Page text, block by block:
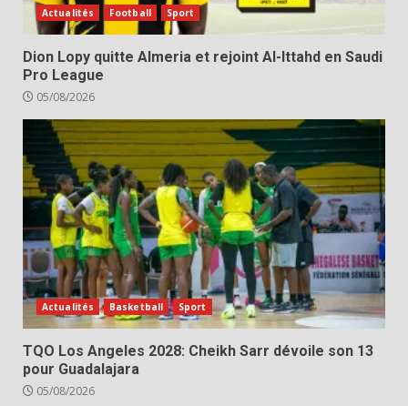
Actualités Football Sport
Dion Lopy quitte Almeria et rejoint Al-Ittahd en Saudi
Pro League
05/08/2026
Actualités Basketball Sport
TQO Los Angeles 2028: Cheikh Sarr dévoile son 13
pour Guadalajara
05/08/2026